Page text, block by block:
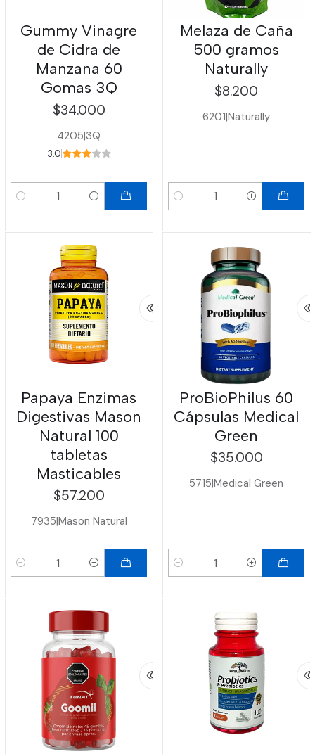
Gummy Vinagre
de Cidra de
Manzana 60
Gomas 3Q
$34.000
4205|3Q
3.0
Cantidad
Melaza de Caña
500 gramos
Naturally
$8.200
6201|Naturally
Cantidad
Papaya Enzimas
Digestivas Mason
Natural 100
tabletas
Masticables
$57.200
7935|Mason Natural
Cantidad
ProBioPhilus 60
Cápsulas Medical
Green
$35.000
5715|Medical Green
Cantidad